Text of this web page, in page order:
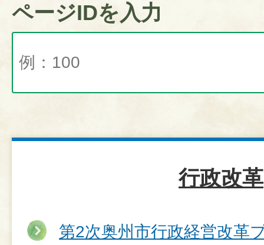
ページIDを入力
行政改革
第2次奥州市行政経営改革